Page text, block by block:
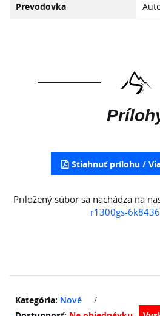
Prevodovka
Stiahnuť prílohu
Priložený súbor sa nachádza na
r1300gs-
Kategória: Nové
/